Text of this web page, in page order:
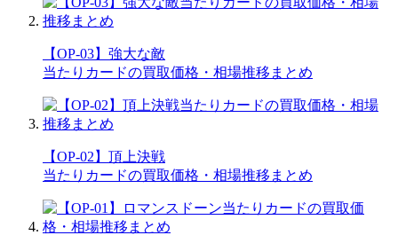
【OP-03】強大な敵
当たりカードの買取価格・相場推移まとめ
【OP-02】頂上決戦
当たりカードの買取価格・相場推移まとめ